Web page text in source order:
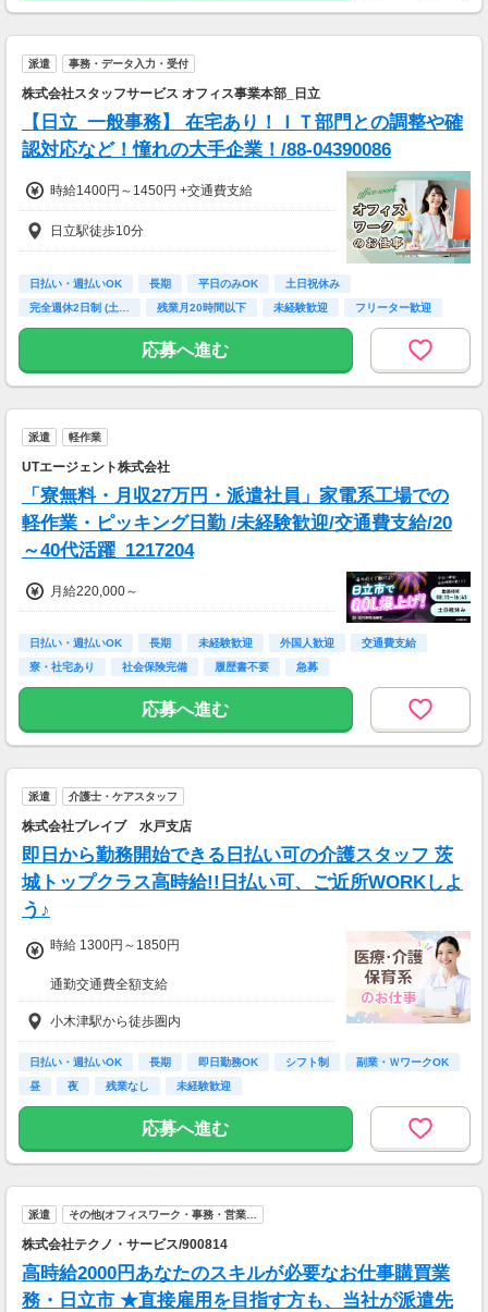
など
★短期2ヶ月～長期歓迎！
派遣 事務・データ入力・受付
株式会社スタッフサービス オフィス事業本部_日立
【日立_一般事務】 在宅あり！ＩＴ部門との調整や確
認対応など！憧れの大手企業！/88-04390086
時給1400円～1450円 +交通費支給
日立駅徒歩10分
日払い・週払いOK 長期 平日のみOK
土日祝休み
完全週休2日制 (土…
残業月20時間以下 未経験歓迎
フリーター歓迎
高校卒業以上
応募へ進む
派遣 軽作業
UTエージェント株式会社
「寮無料・月収27万円・派遣社員」家電系工場での
軽作業・ピッキング日勤 /未経験歓迎/交通費支給/20
～40代活躍_1217204
月給220,000～
日払い・週払いOK 長期 未経験歓迎 外国人歓迎
交通費支給
寮・社宅あり
社会保険完備 履歴書不要 急募
応募へ進む
派遣 介護士・ケアスタッフ
株式会社ブレイブ 水戸支店
即日から勤務開始できる日払い可の介護スタッフ 茨
城トップクラス高時給!!日払い可、ご近所WORKしよ
う♪
時給 1300円～1850円
通勤交通費全額支給
【週３で…】
・月収207,200円(時給1,850円×8時間×14日)
【週５で…】
・月収325,600円(時給1,850円×8時間×22日)
小木津駅から徒歩圏内
日払い・週払いOK 長期 即日勤務OK シフト制
副業・ＷワークOK
昼
夜 残業なし 未経験歓迎
応募へ進む
派遣 その他(オフィスワーク・事務・営業…
株式会社テクノ・サービス/900814
高時給2000円あなたのスキルが必要なお仕事購買業
務・日立市 ★直接雇用を目指す方も、当社が派遣先